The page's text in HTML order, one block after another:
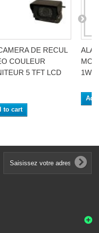
DE RECUL
COULEUR
5 TFT LCD
to cart
1W